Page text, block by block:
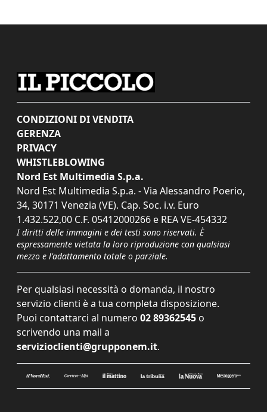
CONDIZIONI DI VENDITA
GERENZA
PRIVACY
WHISTLEBLOWING
Nord Est Multimedia S.p.a.
Nord Est Multimedia S.p.a. - Via Alessandro Poerio,
34, 30171 Venezia (VE). Cap. Soc. i.v. Euro
1.432.522,00 C.F. 05412000266 e REA VE-454332
I diritti delle immagini e dei testi sono riservati. È
espressamente vietata la loro riproduzione con qualsiasi
mezzo e l'adattamento totale o parziale.
Per qualsiasi necessità o domanda, il nostro
servizio clienti è a tua completa disposizione.
Puoi contattarci al numero 02 89362545 o
scrivendo una mail a
servizioclienti@grupponem.it.